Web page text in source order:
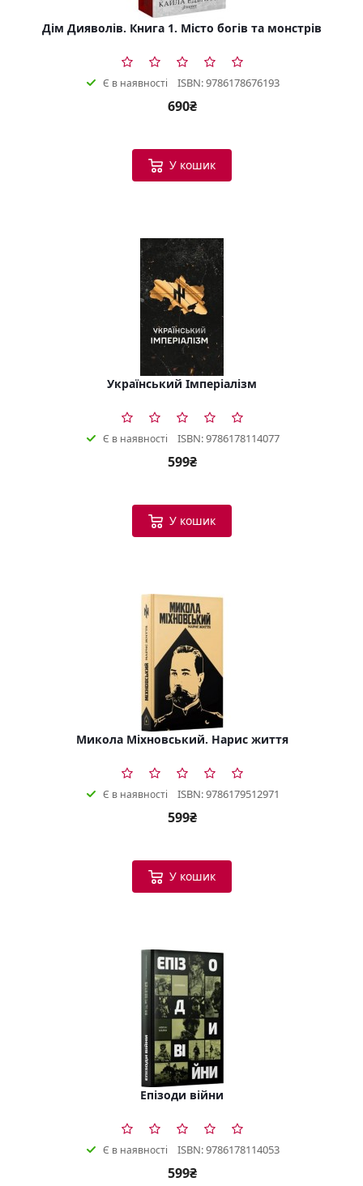
Дім Дияволів. Книга 1. Місто богів та монстрів
Є в наявності ISBN: 9786178676193
690₴
У кошик
Український Імперіалізм
Є в наявності ISBN: 9786178114077
599₴
У кошик
Микола Міхновський. Нарис життя
Є в наявності ISBN: 9786179512971
599₴
У кошик
Епізоди війни
Є в наявності ISBN: 9786178114053
599₴